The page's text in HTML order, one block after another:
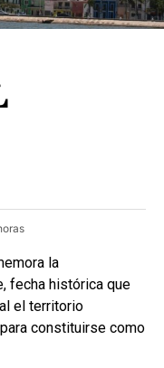
la
fecha histórica que
el territorio
constituirse como